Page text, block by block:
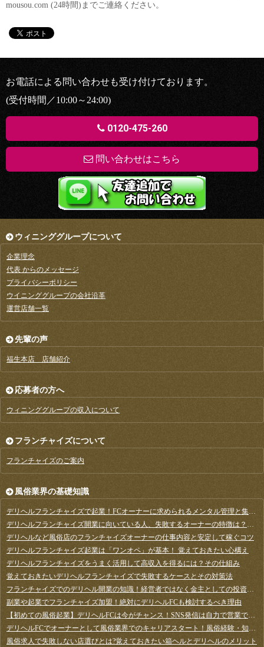
mousou.com (24時間)までご連絡ください。
お電話による問い合わせも受け付けております。
0120-475-260
(受付時間／10:00～24:00)
問い合わせはこちら
ウィニンググループについて
企業理念
代表 からのメッセージ
プライバシーポリシー
ウイニンググループの会社沿革
運営店舗一覧
先輩の声
福生本店 店舗紹介
応募者の方へ
ウィニンググループの収入について
フランチャイズについて
フランチャイズのご案内
風俗業界の基礎知識
デリヘルフランチャイズで起業！FCオーナーに求められるメンタル管理と集客のコツ
デリヘルフランチャイズ開業に向いている人、失敗するオーナーの特徴は？成功事例と失敗事例
デリヘルなど風俗店のフランチャイズオーナーの仕事内容と安定して稼ぐコツ
デリヘルフランチャイズ起業は「ワンオペ」が基本！ 覚えておきたい心構え
デリヘルフランチャイズをうまく活用して高収入を得るには？その仕組み
覚えておきたいデリヘルフランチャイズで失敗するケースとその対策法
フランチャイズでのデリヘル開業の知識！経営者ではなく金主としての投資で知っておきたいこと
副業や起業でフランチャイズ加盟！絶対にデリヘルFCも検討するべき理由
【初めての風俗起業】デリヘルFCは今がチャンス！SNS発信は自力で営業できるブルーオーシャン
デリヘルFCでオーナーとして風俗業界でのキャリアスタート！風俗経験・知識はゼロで大丈夫？
風俗求人で失敗しない店選びとは?覚えておきたい箱ヘルとデリヘルのメリット